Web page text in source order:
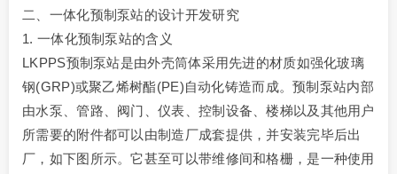
二、一体化预制泵站的设计开发研究
1. 一体化预制泵站的含义
LKPPS预制泵站是由外壳筒体采用先进的材质如强化玻璃
钢(GRP)或聚乙烯树酯(PE)自动化铸造而成。预制泵站内部
由水泵、管路、阀门、仪表、控制设备、楼梯以及其他用户
所需要的附件都可以由制造厂成套提供，并安装完毕后出
厂，如下图所示。它甚至可以带维修间和格栅，是一种使用